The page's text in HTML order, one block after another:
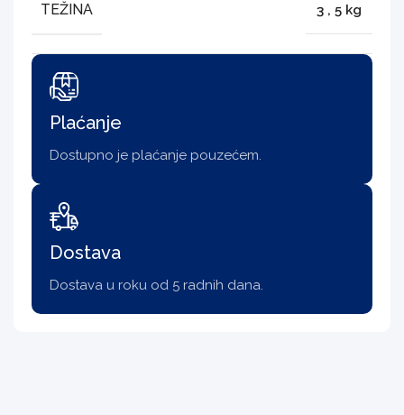
TEŽINA 3 , 5 kg
Plaćanje
Dostupno je plaćanje pouzećem.
Dostava
Dostava u roku od 5 radnih dana.